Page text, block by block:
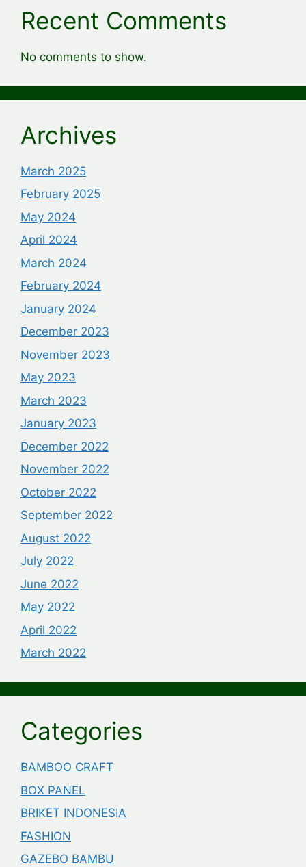
Recent Comments
No comments to show.
Archives
March 2025
February 2025
May 2024
April 2024
March 2024
February 2024
January 2024
December 2023
November 2023
May 2023
March 2023
January 2023
December 2022
November 2022
October 2022
September 2022
August 2022
July 2022
June 2022
May 2022
April 2022
March 2022
Categories
BAMBOO CRAFT
BOX PANEL
BRIKET INDONESIA
FASHION
GAZEBO BAMBU